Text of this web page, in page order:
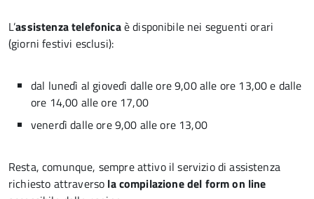
L’assistenza telefonicaè disponibile nei seguenti orari
(giorni festivi esclusi):
dal lunedì al giovedì dalle ore 9,00 alle ore 13,00 e dalle
ore 14,00 alle ore 17,00
venerdì dalle ore 9,00 alle ore 13,00
Resta, comunque, sempre attivo il servizio di assistenza
richiesto attraverso la compilazione del form on line